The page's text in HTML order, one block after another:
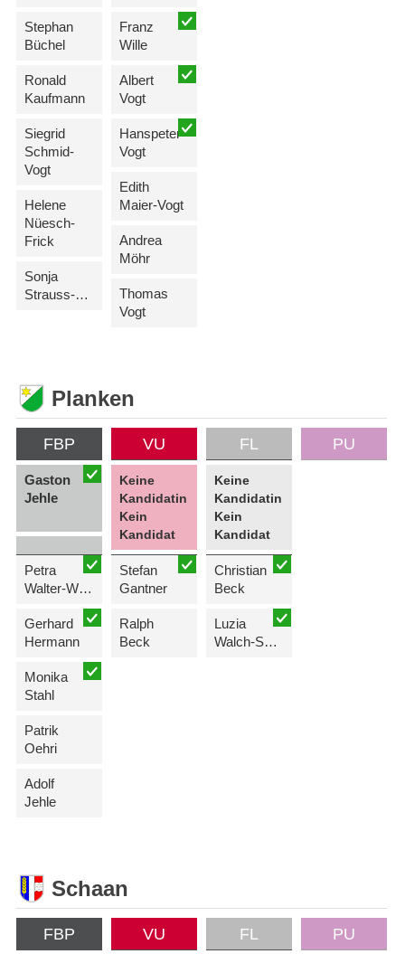
Stephan
Büchel
Ronald
Kaufmann
Siegrid
Schmid-
Vogt
Helene
Nüesch-
Frick
Sonja
Strauss-Fischer
Franz
Wille
Albert
Vogt
Hanspeter
Vogt
Edith
Maier-Vogt
Andrea
Möhr
Thomas
Vogt
Planken
FBP
Gaston
Jehle
Petra
Walter-Wenzel
Gerhard
Hermann
Monika
Stahl
Patrik
Oehri
Adolf
Jehle
VU
Keine
Kandidatin
Kein
Kandidat
Stefan
Gantner
Ralph
Beck
FL
Keine
Kandidatin
Kein
Kandidat
Christian
Beck
Luzia
Walch-Schädler
PU
Schaan
FBP VU FL PU